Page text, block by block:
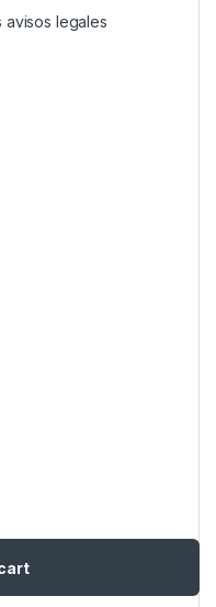
avisos legales